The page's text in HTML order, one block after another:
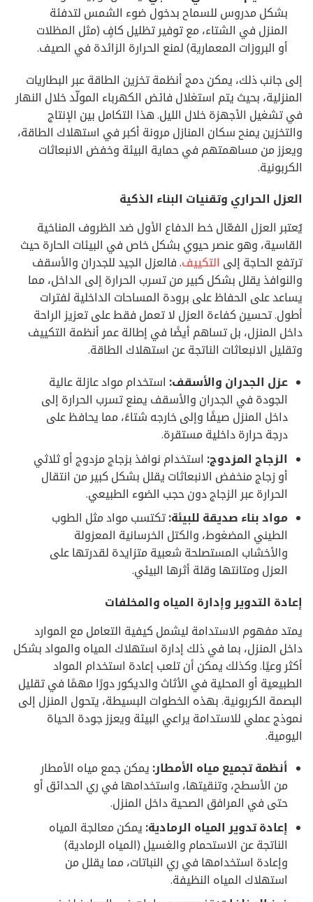
بشكل مدروس للسماح بدخول ضوء الشمس لتدفئة
المنزل في الشتاء، مع توفير تظليل كافٍ (مثل المظلات
أو البروزات المعمارية) لمنع الحرارة الزائدة في الصيف.
إلى جانب ذلك، يمكن دمج أنظمة تخزين الطاقة عبر البطاريات
المنزلية، بحيث يتم استغلال فائض الكهرباء المولّد خلال النهار
في تشغيل الأجهزة خلال الليل. هذا التكامل بين الإنتاج
والتخزين يمنح سكان المنازل مرونة أكبر في استهلاك الطاقة،
ويعزز من مساهمتهم في حماية البيئة وخفض الانبعاثات
الكربونية.
العزل الحراري وتقنيات البناء الذكية
يُعتبر العزل الفعّال خط الدفاع الأول ضد الظروف المناخية
القاسية، وهو عنصر حيوي بشكل خاص في البيئات الحارة حيث
ترتفع الحاجة إلىالتكييف. فالعزل الجيد للجدران والأسقف
والنوافذ يقلل بشكل كبير من تسرب الحرارة إلى الداخل، مما
يساعد على الحفاظ على برودة المساحات الداخلية لفترات
أطول. تحسين كفاءة العزل لا تعمل فقط على تعزيز الراحة
داخل المنزل، بل تساهم أيضًا في إطالة عمر أنظمة التكييف
وتقليل الانبعاثات الناتجة عن استهلاك الطاقة.
عزل الجدران والأسقف:استخدام مواد عازلة عالية
الجودة في الجدران والأسقف يمنع تسرب الحرارة إلى
داخل المنزل صيفًا وإلى خارجه شتاءً، مما يحافظ على
درجة حرارة داخلية مستقرة.
الزجاج المزدوج:استخدام نوافذ بزجاج مزدوج أو ثلاثي
أو زجاج منخفض الانبعاثات يقلل بشكل كبير من انتقال
الحرارة عبر الزجاج دون حجب الضوء الطبيعي.
مواد بناء صديقة للبيئة:تكتسب مواد مثل الطوب
الطيني المضغوط، والكتل الخرسانية المعزولة
والأخشاب المستصلحة شعبية متزايدة لقدرتها على
العزل ومتانتها وقلة أثرها البيئي.
إعادة التدوير وإدارة المياه والمخلفات
يمتد مفهوم الاستدامة ليشمل كيفية التعامل مع الموارد
داخل المنزل، بما في ذلك إدارة استهلاك المياه والمواد بشكل
أكثر وعيًا. وكذلك يمكن أن تلعب إعادة استخدام المواد
الطبيعية أو المحلية في الأثاث والديكور دورًا مهمًا في تقليل
البصمة الكربونية. بهذه الخطوات البسيطة، يتحول المنزل إلى
نموذج عملي للاستدامة يراعي البيئة ويعزز جودة الحياة
اليومية.
أنظمة تجميع مياه الأمطار:يمكن جمع مياه الأمطار
من الأسطح، وتنقيتها، واستخدامها في ري الحدائق أو
حتى في المرافق الصحية داخل المنزل.
إعادة تدوير المياه الرمادية:يمكن معالجة المياه
الناتجة عن الاستحمام والغسيل (المياه الرمادية)
وإعادة استخدامها في ري النباتات، مما يقلل من
استهلاك المياه النظيفة.